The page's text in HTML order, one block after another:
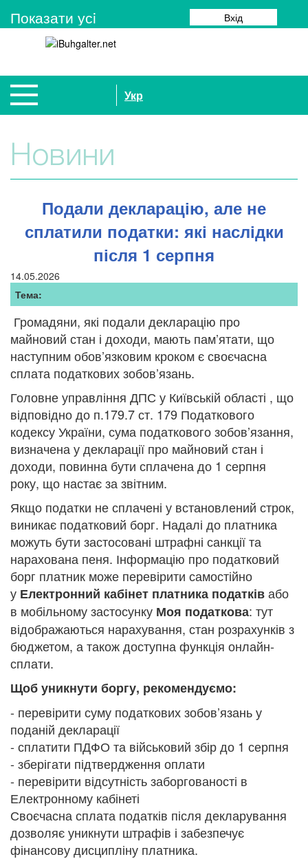
Показати усi Вхід
Укр
Новини
Подали декларацію, але не
сплатили податки: які наслідки
після 1 серпня
14.05.2026
Тема:
Громадяни, які подали декларацію про
майновий стан і доходи, мають пам’ятати, що
наступним обов’язковим кроком є своєчасна
сплата податкових зобов’язань.
Головне управління ДПС у Київській області , що
відповідно до п.179.7 ст. 179 Податкового
кодексу України, сума податкового зобов’язання,
визначена у декларації про майновий стан і
доходи, повинна бути сплачена до 1 серпня
року, що настає за звітним.
Якщо податки не сплачені у встановлений строк,
виникає податковий борг. Надалі до платника
можуть бути застосовані штрафні санкції та
нарахована пеня. Інформацію про податковий
борг платник може перевірити самостійно
у Електронний кабінет платника податківабо
в мобільному застосунку Моя податкова: тут
відображаються нарахування, стан розрахунків з
бюджетом, а також доступна функція онлайн-
сплати.
Щоб уникнути боргу, рекомендуємо:
- перевірити суму податкових зобов’язань у
поданій декларації
- сплатити ПДФО та військовий збір до 1 серпня
- зберігати підтвердження оплати
- перевірити відсутність заборгованості в
Електронному кабінеті
Своєчасна сплата податків після декларування
дозволяє уникнути штрафів і забезпечує
фінансову дисципліну платника.